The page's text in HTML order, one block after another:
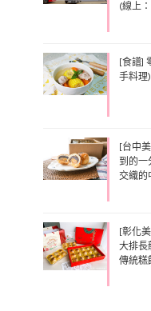
(線上
[食譜]
手料理
[台中
到的一
交織的
[彰化
大排長
傳統糕